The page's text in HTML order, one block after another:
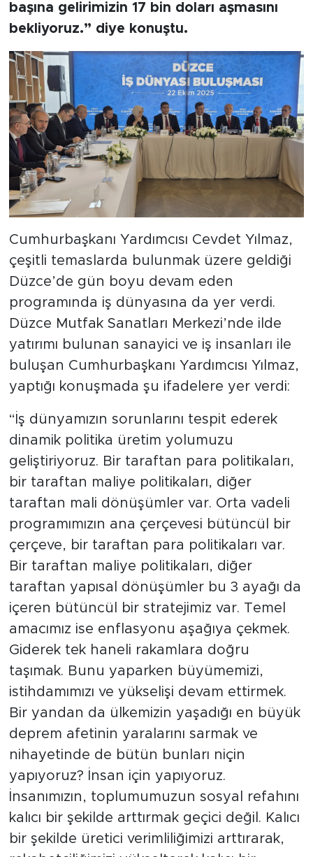
başına gelirimizin 17 bin doları aşmasını
bekliyoruz.” diye konuştu.
Cumhurbaşkanı Yardımcısı Cevdet Yılmaz,
çeşitli temaslarda bulunmak üzere geldiği
Düzce’de gün boyu devam eden
programında iş dünyasına da yer verdi.
Düzce Mutfak Sanatları Merkezi’nde ilde
yatırımı bulunan sanayici ve iş insanları ile
buluşan Cumhurbaşkanı Yardımcısı Yılmaz,
yaptığı konuşmada şu ifadelere yer verdi:
“İş dünyamızın sorunlarını tespit ederek
dinamik politika üretim yolumuzu
geliştiriyoruz. Bir taraftan para politikaları,
bir taraftan maliye politikaları, diğer
taraftan mali dönüşümler var. Orta vadeli
programımızın ana çerçevesi bütüncül bir
çerçeve, bir taraftan para politikaları var.
Bir taraftan maliye politikaları, diğer
taraftan yapısal dönüşümler bu 3 ayağı da
içeren bütüncül bir stratejimiz var. Temel
amacımız ise enflasyonu aşağıya çekmek.
Giderek tek haneli rakamlara doğru
taşımak. Bunu yaparken büyümemizi,
istihdamımızı ve yükselişi devam ettirmek.
Bir yandan da ülkemizin yaşadığı en büyük
deprem afetinin yaralarını sarmak ve
nihayetinde de bütün bunları niçin
yapıyoruz? İnsan için yapıyoruz.
İnsanımızın, toplumumuzun sosyal refahını
kalıcı bir şekilde arttırmak geçici değil. Kalıcı
bir şekilde üretici verimliliğimizi arttırarak,